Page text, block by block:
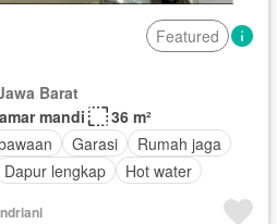
Featured
Barat
mandi
36 m²
Garasi
Rumah jaga
Dapur lengkap
Hot water